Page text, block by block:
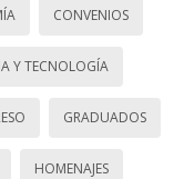
CONVENIOS
Y TECNOLOGÍA
GRADUADOS
HOMENAJES